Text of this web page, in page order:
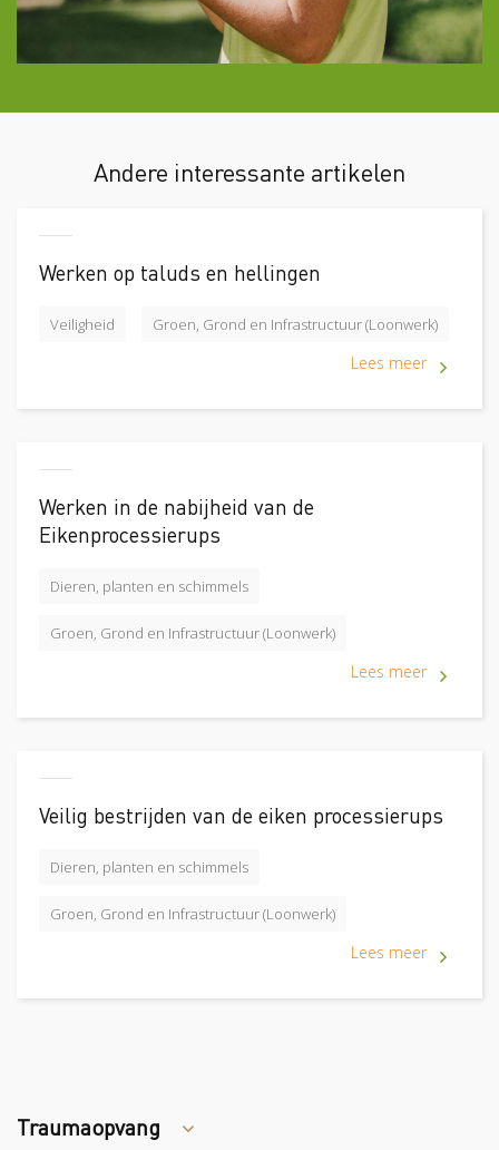
Andere interessante artikelen
Werken op taluds en hellingen
Veiligheid Groen, Grond en Infrastructuur (Loonwerk)
Lees meer
Werken in de nabijheid van de
Eikenprocessierups
Dieren, planten en schimmels
Groen, Grond en Infrastructuur (Loonwerk)
Lees meer
Veilig bestrijden van de eiken processierups
Dieren, planten en schimmels
Groen, Grond en Infrastructuur (Loonwerk)
Lees meer
Traumaopvang